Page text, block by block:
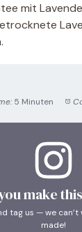
mit
5 Minuten
make
tag us — we can’t
made!